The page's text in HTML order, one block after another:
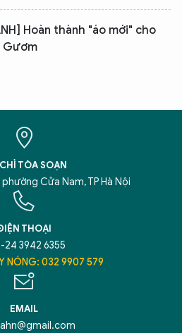
Hoàn thành "áo mới" cho
Gươm
TÒA SOẠN
Cửa Nam, TP Hà Nội
THOẠI
24 3942 6355
NÓNG: 032 9907 579
EMAIL